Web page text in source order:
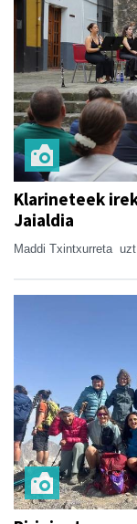
Klarineteek
Jaialdia
Maddi Txintxurreta uzt